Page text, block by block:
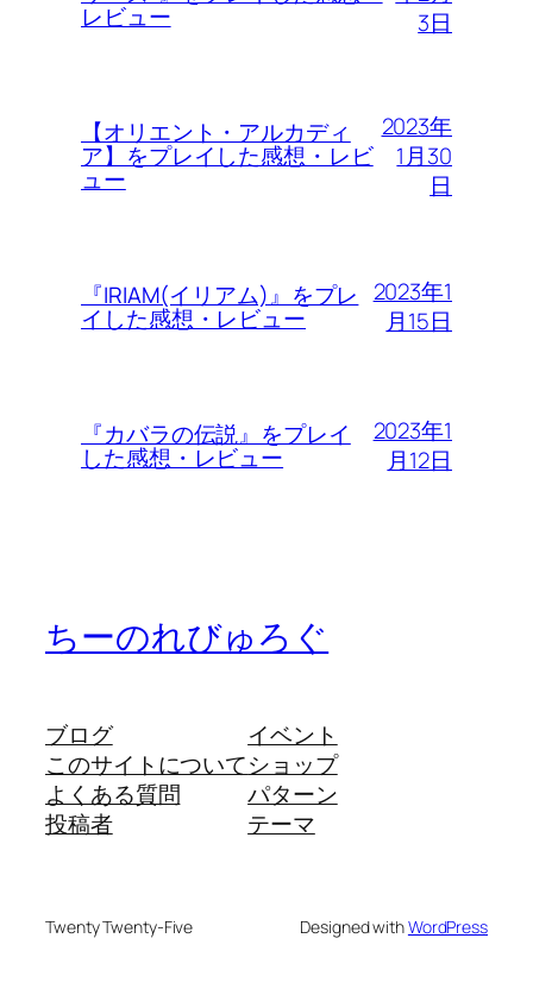
レビュー
3日
【オリエント・アルカディ
ア】をプレイした感想・レビ
ュー
2023年
1月30
日
『IRIAM(イリアム)』をプレ
イした感想・レビュー
2023年1
月15日
『カバラの伝説』をプレイ
した感想・レビュー
2023年1
月12日
ちーのれびゅろぐ
ブログ
このサイトについて
よくある質問
投稿者
イベント
ショップ
パターン
テーマ
Twenty Twenty-Five Designed withWordPress